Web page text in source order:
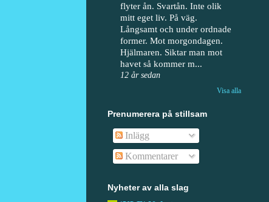
flyter ån. Svartån. Inte olik
mitt eget liv. På väg.
Långsamt och under ordnade
former. Mot morgondagen.
Hjälmaren. Siktar man mot
havet så kommer m...
12 år sedan
Visa alla
Prenumerera på stillsam
Inlägg
Kommentarer
Nyheter av alla slag